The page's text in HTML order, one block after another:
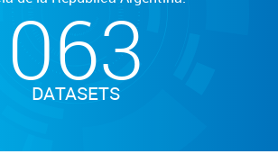
063
DATASETS